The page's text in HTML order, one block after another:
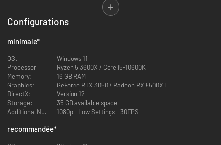
conflits politiques et d’exodes ruraux. Brigandage, mercenaires et
fanatiques religieux sévissent, tandis que la peste se propage dans les
campagnes et les villes.
Configurations
minimale*
OS:
Windows 11
Processor:
Ryzen 5 3600X / Core i5-10600K
Memory:
16 GB RAM
Graphics:
GeForce RTX 3050 / Radeon RX 5500XT
DirectX:
Version 12
Storage:
35 GB available space
Additional Notes:
1080p - Low Settings - 30FPS
recommandée*